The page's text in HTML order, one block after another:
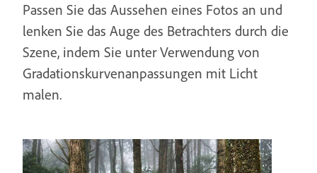
Passen Sie das Aussehen eines Fotos an und
lenken Sie das Auge des Betrachters durch die
Szene, indem Sie unter Verwendung von
Gradationskurvenanpassungen mit Licht
malen.